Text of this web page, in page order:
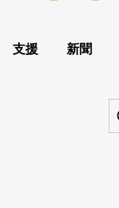
支援 新聞